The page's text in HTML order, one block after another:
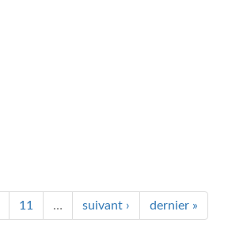
11 … suivant › dernier »